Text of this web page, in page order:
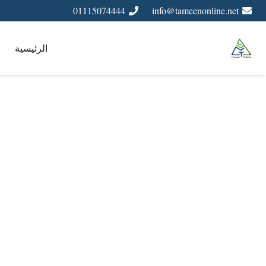
info@tameenonline.net
01115074444
الرئيسية